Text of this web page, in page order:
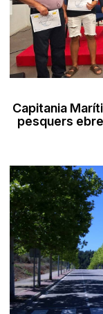
Capitania
pesquers